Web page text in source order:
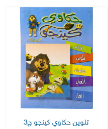
تلوين حكاوي كينجو ج3